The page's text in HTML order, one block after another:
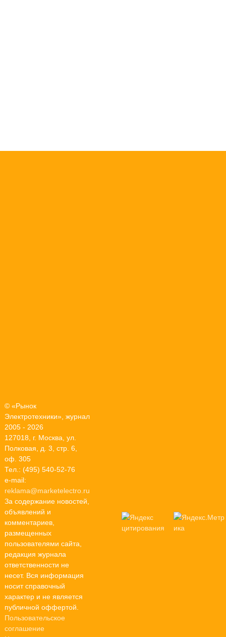
© «Рынок
Электротехники», журнал
2005 - 2026
127018, г. Москва, ул.
Полковая, д. 3, стр. 6,
оф. 305
Тел.: (495) 540-52-76
e-mail:
reklama@marketelectro.ru
За содержание новостей,
объявлений и
комментариев,
размещенных
пользователями сайта,
редакция журнала
ответственности не
несет. Вся информация
носит справочный
характер и не является
публичной оффертой.
Пользовательское
соглашение